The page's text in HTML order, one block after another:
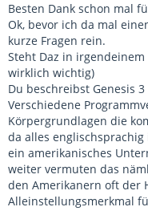
Besten Dank schon mal
Ok, bevor ich da mal
kurze Fragen rein.
Steht Daz in irgendeinem
wirklich wichtig)
Du beschreibst Genesis 3
Verschiedene
Körpergrundlagen die
da alles
ein amerikanisches
weiter vermuten das
den Amerikanern oft der
Alleinstellungsmerkmal